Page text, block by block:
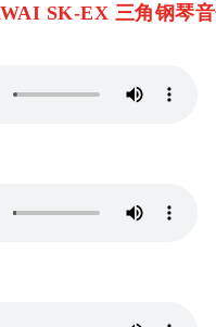
SK-EX 三角钢琴